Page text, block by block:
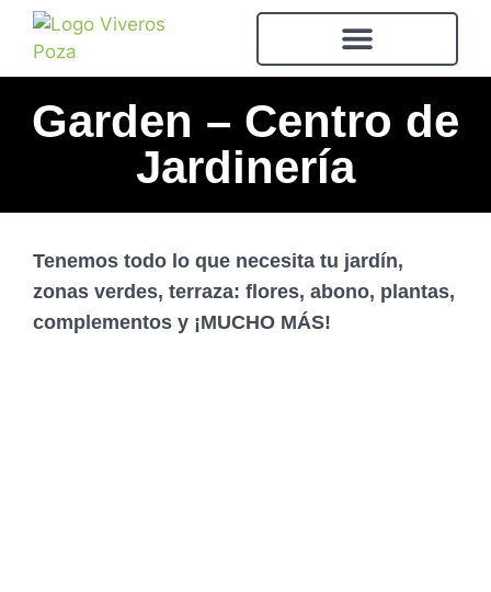
Garden – Centro de
Jardinería
Tenemos todo lo que necesita tu jardín,
zonas verdes, terraza: flores, abono, plantas,
complementos y ¡MUCHO MÁS!